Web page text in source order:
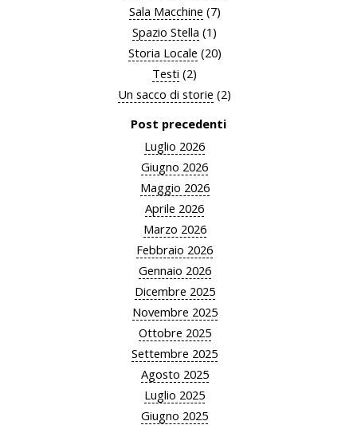
Sala Macchine (7)
Spazio Stella (1)
Storia Locale (20)
Testi (2)
Un sacco di storie (2)
Post precedenti
Luglio 2026
Giugno 2026
Maggio 2026
Aprile 2026
Marzo 2026
Febbraio 2026
Gennaio 2026
Dicembre 2025
Novembre 2025
Ottobre 2025
Settembre 2025
Agosto 2025
Luglio 2025
Giugno 2025